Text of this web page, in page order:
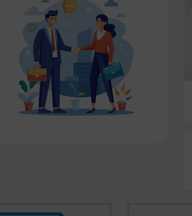
информации для уроков до общения с
только возможности, но и риски.
и количество угроз: от встречи с
риски, рекомендуется